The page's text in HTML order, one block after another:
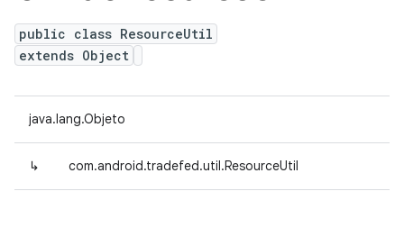
public class ResourceUtil
extends Object
java.lang.Objeto
↳ com.android.tradefed.util.ResourceUtil